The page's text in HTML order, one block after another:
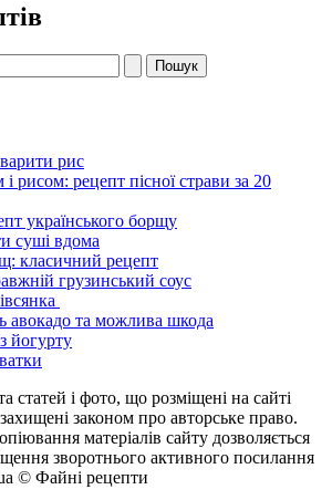
рис
рисом: рецепт пісної страви за 20
українського борщу
суші вдома
класичний рецепт
грузинський соус
авокадо та можлива шкода
йогурту
статей і фото, що розміщені на сайті
законом про авторське право.
матеріалів сайту дозволяється
зворотнього активного посилання
© Файні рецепти